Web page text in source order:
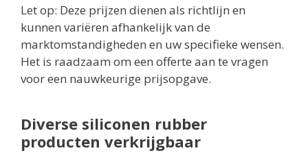
Let op: Deze prijzen dienen als richtlijn en
kunnen variëren afhankelijk van de
marktomstandigheden en uw specifieke wensen.
Het is raadzaam om een offerte aan te vragen
voor een nauwkeurige prijsopgave.
Diverse siliconen rubber
producten verkrijgbaar